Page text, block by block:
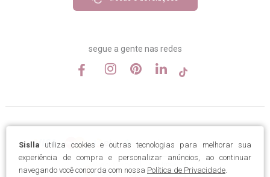
Sislla utiliza cookies e outras tecnologias para melhorar sua
experiência de compra e personalizar anúncios, ao continuar
navegando você concorda com nossa Política de Privacidade.
segue a gente nas redes